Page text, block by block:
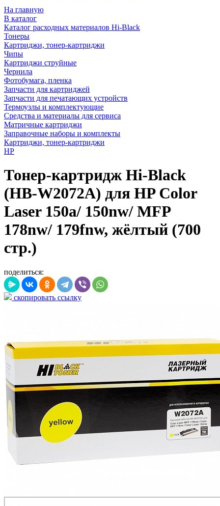
На главную
В каталог
Каталог расходных материалов Hi-Black
Тонеры
Картриджи, тонер-картриджи
Чипы
Картриджи струйные
Чернила
Фотобумага, пленка
Запчасти для картриджей
Запчасти для печатающих устройств
Термоузлы и комплектующие
Средства и материалы для сервиса
Матричные картриджи
Заправочные наборы и комплекты
Картриджи, тонер-картриджи
HP
Тонер-картридж Hi-Black
(HB-W2072A) для HP Color
Laser 150a/ 150nw/ MFP
178nw/ 179fnw, жёлтый (700
стр.)
поделиться:
скопировать ссылку